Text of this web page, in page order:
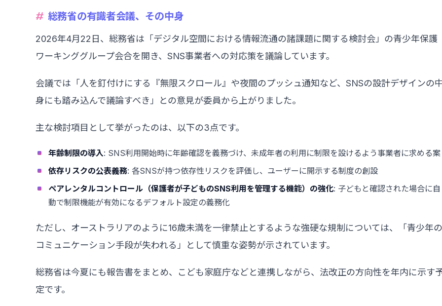
総務省の有識者会議、その中身
2026年4月22日、総務省は「デジタル空間における情報流通の諸課題に関する検討会」の青少年保護
ワーキンググループ会合を開き、SNS事業者への対応策を議論しています。
会議では「人を釘付けにする『無限スクロール』や夜間のプッシュ通知など、SNSの設計デザインの
身にも踏み込んで議論すべき」との意見が委員から上がりました。
主な検討項目として挙がったのは、以下の3点です。
年齢制限の導入: SNS利用開始時に年齢確認を義務づけ、未成年者の利用に制限を設けるよう事業者に求める案
依存リスクの公表義務: 各SNSが持つ依存性リスクを評価し、ユーザーに開示する制度の創設
ペアレンタルコントロール（保護者が子どものSNS利用を管理する機能）の強化: 子どもと確認された場合に自
動で制限機能が有効になるデフォルト設定の義務化
ただし、オーストラリアのように16歳未満を一律禁止とするような強硬な規制については、「青少年の
コミュニケーション手段が失われる」として慎重な姿勢が示されています。
総務省は今夏にも報告書をまとめ、こども家庭庁などと連携しながら、法改正の方向性を年内に示す
定です。